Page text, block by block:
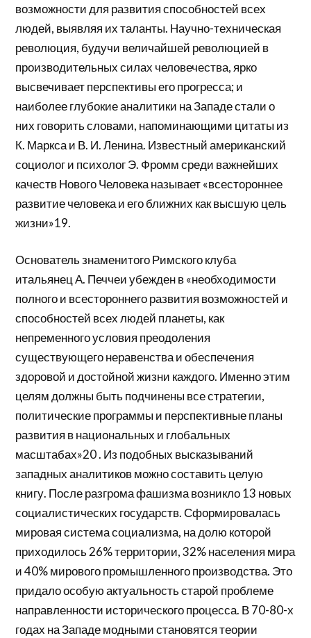
возможности для развития способностей всех
людей, выявляя их таланты. Научно-техническая
революция, будучи величайшей революцией в
производительных силах человечества, ярко
высвечивает перспективы его прогресса; и
наиболее глубокие аналитики на Западе стали о
них говорить словами, напоминающими цитаты из
К. Маркса и В. И. Ленина. Известный американский
социолог и психолог Э. Фромм среди важнейших
качеств Нового Человека называет «всестороннее
развитие человека и его ближних как высшую цель
жизни»19.
Основатель знаменитого Римского клуба
итальянец А. Печчеи убежден в «необходимости
полного и всестороннего развития возможностей и
способностей всех людей планеты, как
непременного условия преодоления
существующего неравенства и обеспечения
здоровой и достойной жизни каждого. Именно этим
целям должны быть подчинены все стратегии,
политические программы и перспективные планы
развития в национальных и глобальных
масштабах»20 . Из подобных высказываний
западных аналитиков можно составить целую
книгу. После разгрома фашизма возникло 13 новых
социалистических государств. Сформировалась
мировая система социализма, на долю которой
приходилось 26% территории, 32% населения мира
и 40% мирового промышленного производства. Это
придало особую актуальность старой проблеме
направленности исторического процесса. В 70-80-х
годах на Западе модными становятся теории